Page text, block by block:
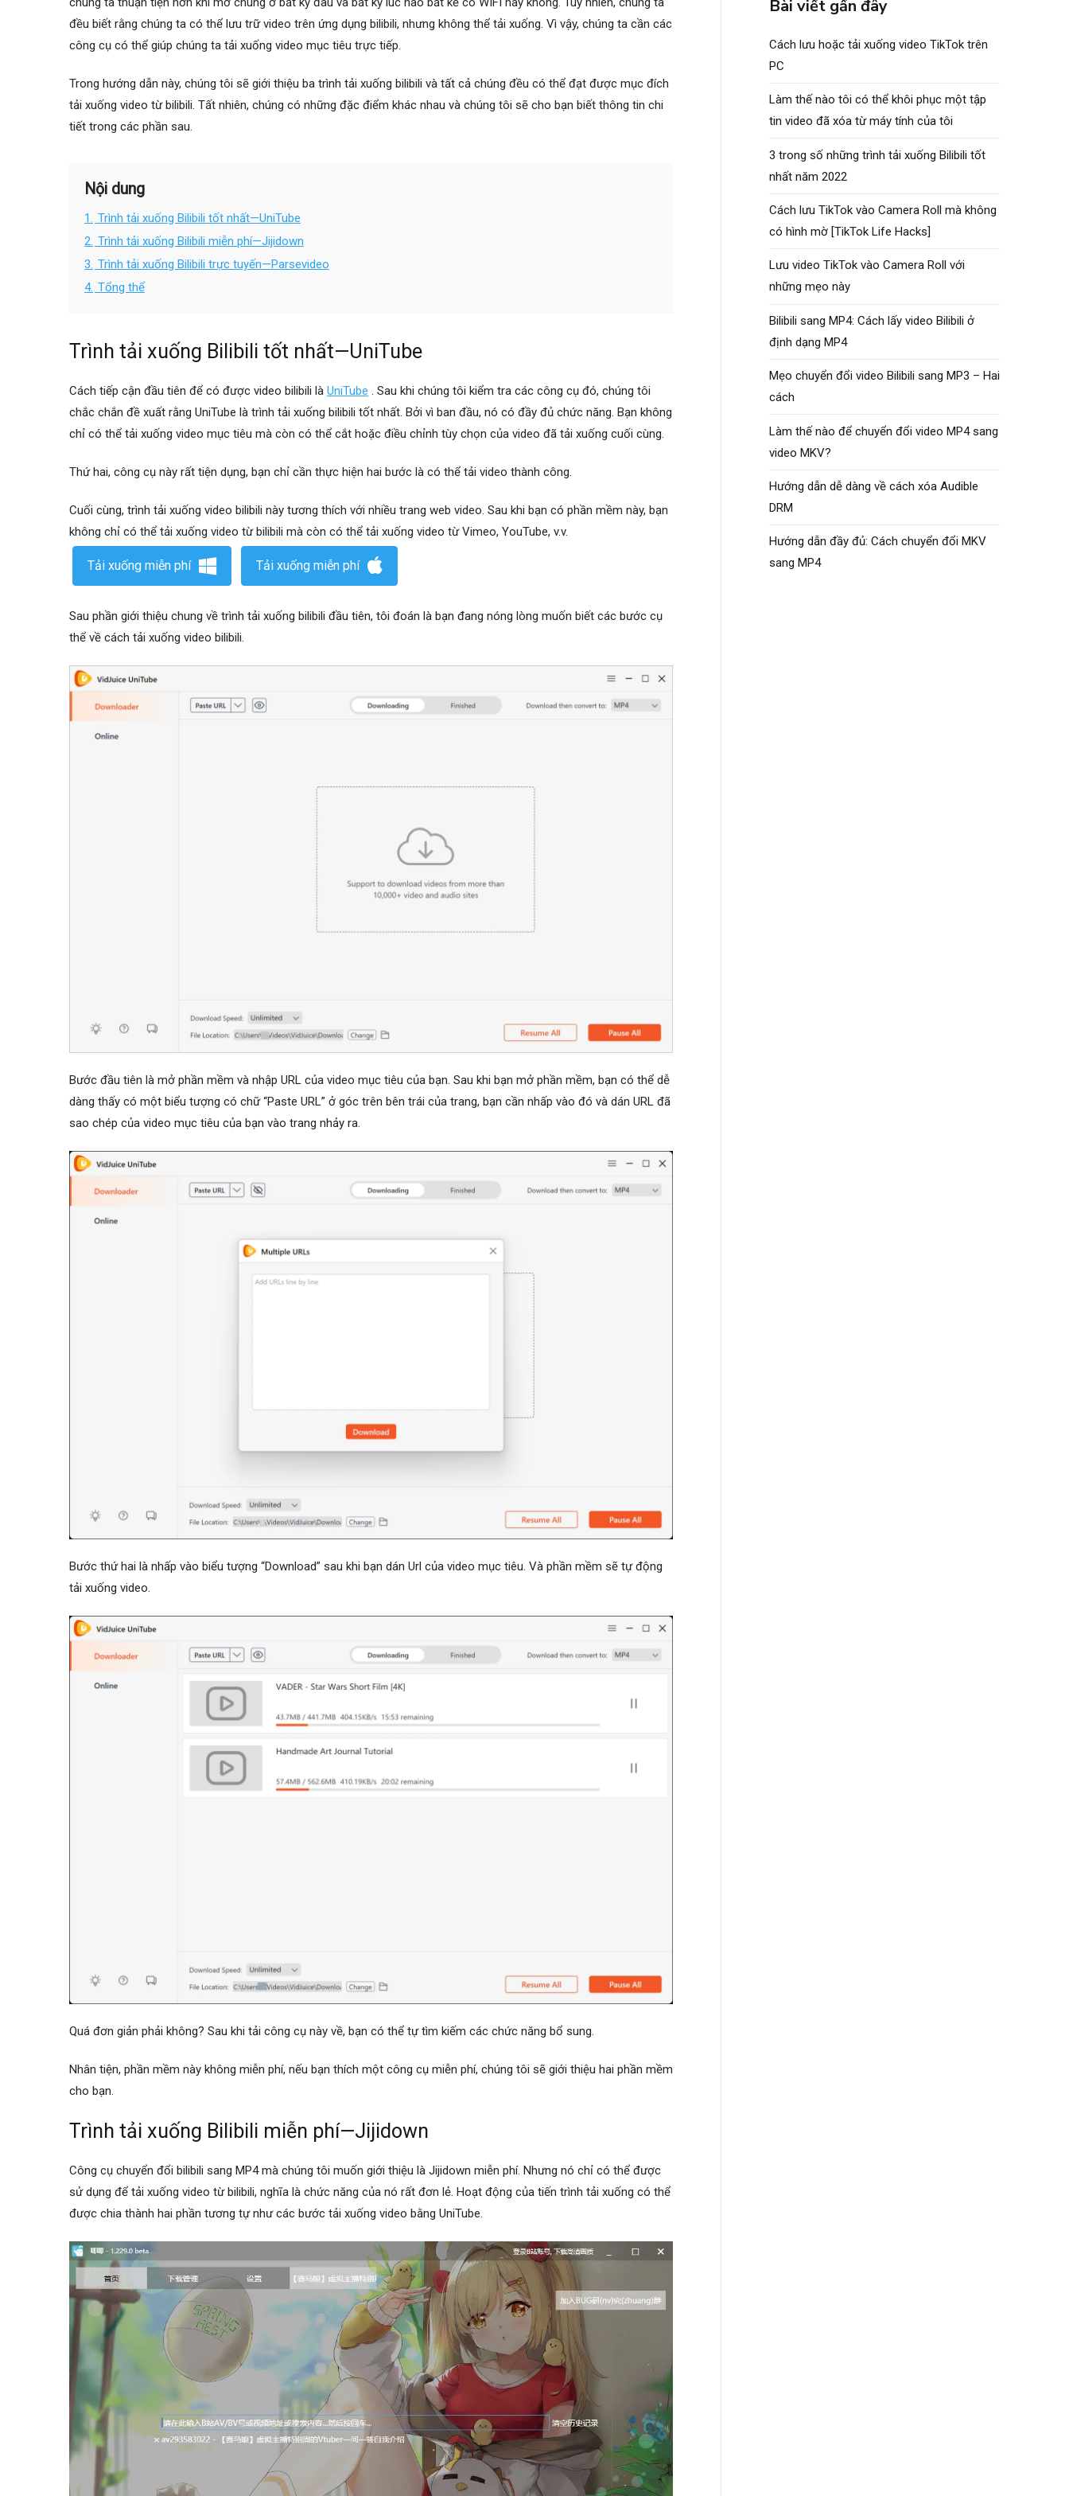
đều biết rằng chúng ta có thể lưu trữ video trên ứng dụng bilibili, nhưng không thể tải xuống. Vì vậy, chúng ta cần các
công cụ có thể giúp chúng ta tải xuống video mục tiêu trực tiếp.
Trong hướng dẫn này, chúng tôi sẽ giới thiệu ba trình tải xuống bilibili và tất cả chúng đều có thể đạt được mục đích
tải xuống video từ bilibili. Tất nhiên, chúng có những đặc điểm khác nhau và chúng tôi sẽ cho bạn biết thông tin chi
tiết trong các phần sau.
Nội dung
1.
Trình tải xuống Bilibili tốt nhất—UniTube
2. Trình tải xuống Bilibili miễn phí—Jijidown
3. Trình tải xuống Bilibili trực tuyến—Parsevideo
4. Tổng thể
Trình tải xuống Bilibili tốt nhất—UniTube
Cách tiếp cận đầu tiên để có được video bilibili là UniTube . Sau khi chúng tôi kiểm tra các công cụ đó, chúng tôi
chắc chắn đề xuất rằng UniTube là trình tải xuống bilibili tốt nhất. Bởi vì ban đầu, nó có đầy đủ chức năng. Bạn không
chỉ có thể tải xuống video mục tiêu mà còn có thể cắt hoặc điều chỉnh tùy chọn của video đã tải xuống cuối cùng.
Thứ hai, công cụ này rất tiện dụng, bạn chỉ cần thực hiện hai bước là có thể tải video thành công.
Cuối cùng, trình tải xuống video bilibili này tương thích với nhiều trang web video. Sau khi bạn có phần mềm này, bạn
không chỉ có thể tải xuống video từ bilibili mà còn có thể tải xuống video từ Vimeo, YouTube, v.v.
Tải xuống miễn phí Tải xuống miễn phí
Sau phần giới thiệu chung về trình tải xuống bilibili đầu tiên, tôi đoán là bạn đang nóng lòng muốn biết các bước cụ
thể về cách tải xuống video bilibili.
Bước đầu tiên là mở phần mềm và nhập URL của video mục tiêu của bạn. Sau khi bạn mở phần mềm, bạn có thể dễ
dàng thấy có một biểu tượng có chữ “Paste URL” ở góc trên bên trái của trang, bạn cần nhấp vào đó và dán URL đã
sao chép của video mục tiêu của bạn vào trang nhảy ra.
Bước thứ hai là nhấp vào biểu tượng “Download” sau khi bạn dán Url của video mục tiêu. Và phần mềm sẽ tự động
tải xuống video.
Quá đơn giản phải không? Sau khi tải công cụ này về, bạn có thể tự tìm kiếm các chức năng bổ sung.
Nhân tiện, phần mềm này không miễn phí, nếu bạn thích một công cụ miễn phí, chúng tôi sẽ giới thiệu hai phần mềm
cho bạn.
Trình tải xuống Bilibili miễn phí—Jijidown
Công cụ chuyển đổi bilibili sang MP4 mà chúng tôi muốn giới thiệu là Jijidown miễn phí. Nhưng nó chỉ có thể được
sử dụng để tải xuống video từ bilibili, nghĩa là chức năng của nó rất đơn lẻ. Hoạt động của tiến trình tải xuống có thể
được chia thành hai phần tương tự như các bước tải xuống video bằng UniTube.
Bài viết gần đây
Cách lưu hoặc tải xuống video TikTok trên
PC
Làm thế nào tôi có thể khôi phục một tập
tin video đã xóa từ máy tính của tôi
3 trong số những trình tải xuống Bilibili tốt
nhất năm 2022
Cách lưu TikTok vào Camera Roll mà không
có hình mờ [TikTok Life Hacks]
Lưu video TikTok vào Camera Roll với
những mẹo này
Bilibili sang MP4: Cách lấy video Bilibili ở
định dạng MP4
Mẹo chuyển đổi video Bilibili sang MP3 – Hai
cách
Làm thế nào để chuyển đổi video MP4 sang
video MKV?
Hướng dẫn dễ dàng về cách xóa Audible
DRM
Hướng dẫn đầy đủ: Cách chuyển đổi MKV
sang MP4